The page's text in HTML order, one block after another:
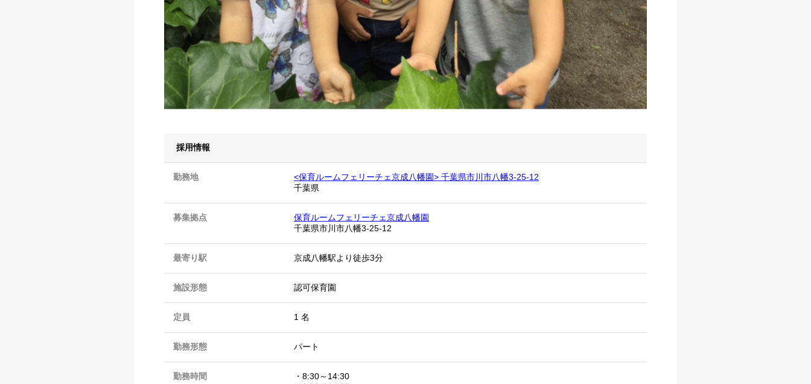
採用情報
勤務地
<保育ルームフェリーチェ京成八幡園> 千葉県市川市八幡3-25-12
千葉県
募集拠点
保育ルームフェリーチェ京成八幡園
千葉県市川市八幡3-25-12
最寄り駅 京成八幡駅より徒歩3分
施設形態 認可保育園
定員 1 名
勤務形態 パート
勤務時間
・8:30～14:30